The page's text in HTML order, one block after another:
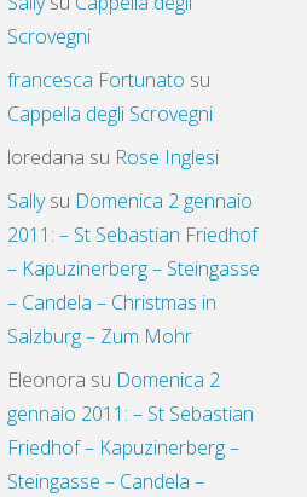
Scrovegni
francesca Fortunato su
Cappella degli Scrovegni
loredana su Rose Inglesi
Sallysu Domenica 2 gennaio
2011: – St Sebastian Friedhof
– Kapuzinerberg – Steingasse
– Candela – Christmas in
Salzburg – Zum Mohr
Eleonora su Domenica 2
gennaio 2011: – St Sebastian
Friedhof – Kapuzinerberg –
Steingasse – Candela –